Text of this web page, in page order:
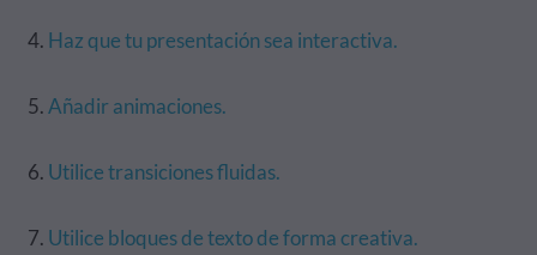
Haz que tu presentación sea interactiva.
Añadir animaciones.
Utilice transiciones fluidas.
Utilice bloques de texto de forma creativa.